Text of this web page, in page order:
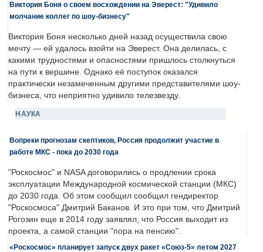
Виктория Боня о своем восхождении на Эверест: "Удивило
молчание коллег по шоу-бизнесу"
Виктория Боня несколько дней назад осуществила свою
мечту — ей удалось взойти на Эверест. Она делилась, с
какими трудностями и опасностями пришлось столкнуться
на пути к вершине. Однако её поступок оказался
практически незамеченным другими представителями шоу-
бизнеса, что неприятно удивило телезвезду.
НАУКА
Вопреки прогнозам скептиков, Россия продолжит участие в
работе МКС - пока до 2030 года
"Роскосмос" и NASA договорились о продлении срока
эксплуатации Международной космической станции (МКС)
до 2030 года. Об этом сообщил сообщил гендиректор
"Роскосмоса" Дмитрий Баканов. И это при том, что Дмитрий
Рогозин еще в 2014 году заявлял, что Россия выходит из
проекта, а самой станции "пора на пенсию".
«Роскосмос» планирует запуск двух ракет «Союз-5» летом 2027